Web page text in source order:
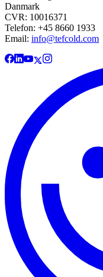
Danmark
CVR: 10016371
Telefon: +45 8660 1933
Email: info@tefcold.com